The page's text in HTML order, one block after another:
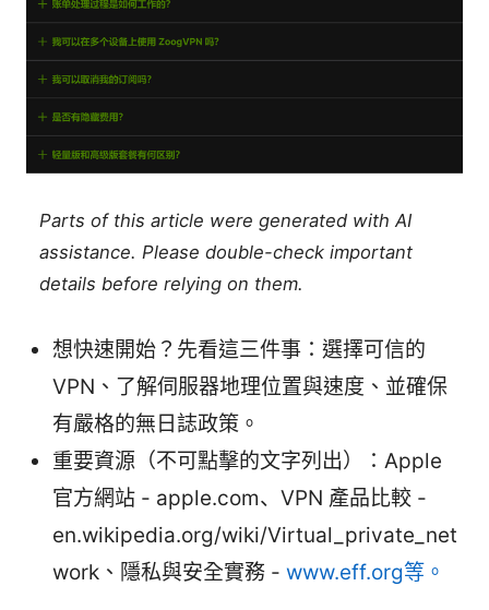
Parts of this article were generated with AI
assistance. Please double-check important
details before relying on them.
想快速開始？先看這三件事：選擇可信的
VPN、了解伺服器地理位置與速度、並確保
有嚴格的無日誌政策。
重要資源（不可點擊的文字列出）：Apple
官方網站 - apple.com、VPN 產品比較 -
en.wikipedia.org/wiki/Virtual_private_net
work、隱私與安全實務 - www.eff.org等。